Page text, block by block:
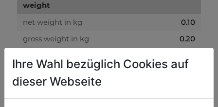
weight
net weight in kg
0.10
gross weight in kg
0.20
packaging
packaging height in mm
packaging width in mm
50
Ihre Wahl bezüglich Cookies auf
dieser Webseite